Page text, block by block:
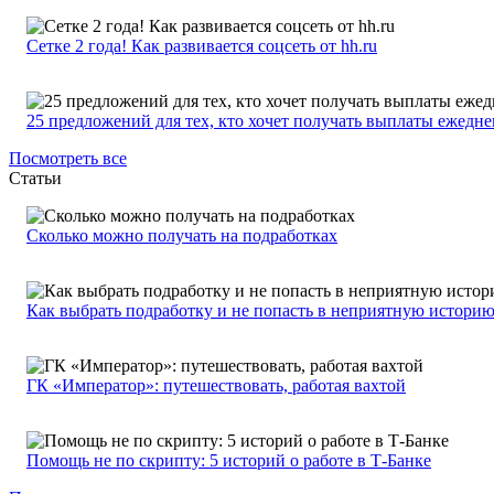
Сетке 2 года! Как развивается соцсеть от hh.ru
25 предложений для тех, кто хочет получать выплаты
Посмотреть все
Статьи
Сколько можно получать на подработках
Как выбрать подработку и не попасть в неприятную историю
ГК «Император»: путешествовать, работая вахтой
Помощь не по скрипту: 5 историй о работе в Т-Банке